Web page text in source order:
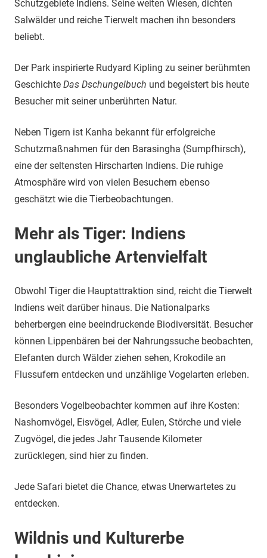
Schutzgebiete Indiens. Seine weiten Wiesen, dichten
Salwälder und reiche Tierwelt machen ihn besonders
beliebt.
Der Park inspirierte Rudyard Kipling zu seiner berühmten
Geschichte Das Dschungelbuch und begeistert bis heute
Besucher mit seiner unberührten Natur.
Neben Tigern ist Kanha bekannt für erfolgreiche
Schutzmaßnahmen für den Barasingha (Sumpfhirsch),
eine der seltensten Hirscharten Indiens. Die ruhige
Atmosphäre wird von vielen Besuchern ebenso
geschätzt wie die Tierbeobachtungen.
Mehr als Tiger: Indiens
unglaubliche Artenvielfalt
Obwohl Tiger die Hauptattraktion sind, reicht die Tierwelt
Indiens weit darüber hinaus. Die Nationalparks
beherbergen eine beeindruckende Biodiversität. Besucher
können Lippenbären bei der Nahrungssuche beobachten,
Elefanten durch Wälder ziehen sehen, Krokodile an
Flussufern entdecken und unzählige Vogelarten erleben.
Besonders Vogelbeobachter kommen auf ihre Kosten:
Nashornvögel, Eisvögel, Adler, Eulen, Störche und viele
Zugvögel, die jedes Jahr Tausende Kilometer
zurücklegen, sind hier zu finden.
Jede Safari bietet die Chance, etwas Unerwartetes zu
entdecken.
Wildnis und Kulturerbe